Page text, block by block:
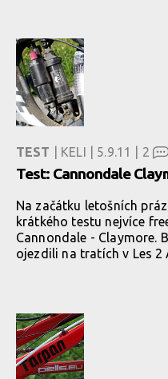
TEST | KELI | 5.9.11 | 2
Test: Cannondale
Na začátku letošních
krátkého testu nejvíce
Cannondale - Claymore.
ojezdili na tratích v Les 2